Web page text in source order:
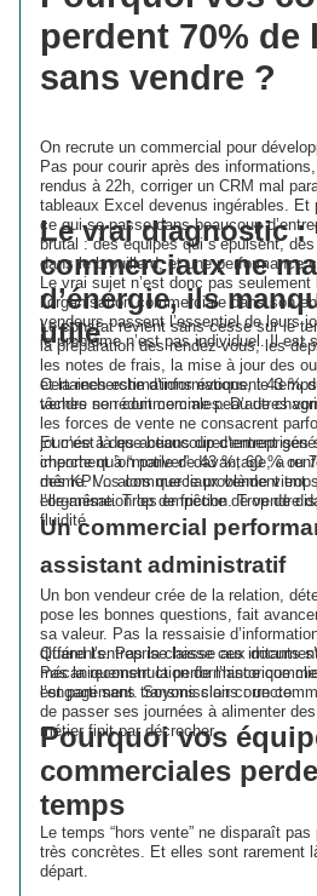
perdent 70% de
sans vendre ?
On recrute un commercial pour
Pas pour courir après des
rendus à 22h, corriger un CRM mal
tableaux Excel devenus ingérables. Et
ce qui se passe dans beaucoup
brutal : des équipes qui s’épuisent,
dans le brouillard, et une performance
Le vrai sujet n’est donc pas seulement
l’organisation commerciale dans son
vendeurs passent l’essentiel de leurs
le problème n’est pas individuel. Il est
Le vrai diagnostic :
commerciaux ne
d’énergie, ils
utile
Le constat revient sans cesse sur le
la préparation des rendez-vous, les
les notes de frais, la mise à jour des
et la recherche d’informations, le
vendre se réduit comme peau de
Certaines estimations évoquent 43 %
tâches non commerciales. D’autres
les forces de vente ne consacrent
journée à des actions directement
importe qu’on parle de 43 %, 60 % ou
même. Vos commerciaux vendent trop
l’organisation les empêche de vendre
Et c’est là que beaucoup
cherchent à “motiver” davantage, à
des KPI… alors que le problème vient
elle-même. Trop de friction. Trop de
fluidité.
Un commercial
assistant administratif
Un bon vendeur crée de la relation,
pose les bonnes questions, fait
sa valeur. Pas la ressaisie
différents. Pas la chasse aux
Pas la reconstruction de l’historique
est parti sans transmission correcte.
Quand l’entreprise laisse ces irritants
mécaniquement la performance
l’engagement. Soyons clairs : un
de passer ses journées à alimenter
métier finit par décrocher.
Pourquoi vos
commerciales
temps
Le temps “hors vente” ne disparaît
très concrètes. Et elles sont rarement
départ.